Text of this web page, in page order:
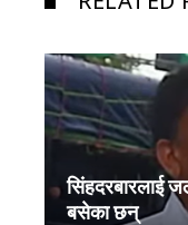
सिंहदरबारलाई
बसेका छन्